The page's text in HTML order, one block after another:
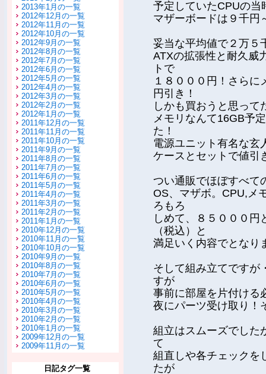
2013年1月の一覧
2012年12月の一覧
2012年11月の一覧
2012年10月の一覧
2012年9月の一覧
2012年8月の一覧
2012年7月の一覧
2012年6月の一覧
2012年5月の一覧
2012年4月の一覧
2012年3月の一覧
2012年2月の一覧
2012年1月の一覧
2011年12月の一覧
2011年11月の一覧
2011年10月の一覧
2011年9月の一覧
2011年8月の一覧
2011年7月の一覧
2011年6月の一覧
2011年5月の一覧
2011年4月の一覧
2011年3月の一覧
2011年2月の一覧
2011年1月の一覧
2010年12月の一覧
2010年11月の一覧
2010年10月の一覧
2010年9月の一覧
2010年8月の一覧
2010年7月の一覧
2010年6月の一覧
2010年5月の一覧
2010年4月の一覧
2010年3月の一覧
2010年2月の一覧
2010年1月の一覧
2009年12月の一覧
2009年11月の一覧
日記タグ一覧
予定していたCPUの当
マザーボードは９千円
妥当な平均値で２万５
ATXの拡張性と耐久威
トで
１８０００円！さらに
円引き！
しかも買おうと思って
メモリなんて16GB予
た！
電源ユニット有名な玄
ケースとセットで値引
つい通販でほぼすべて
OS、マザボ。CPU,メ
ろもろ
しめて、８５０００
（税込）と
満足いく内容でとなり
そして組み立てですが
すが
事前に部屋を片付ける
夜にパーツ受け取り！
組立はスムーズでした
て
組直しや各チェックを
たが